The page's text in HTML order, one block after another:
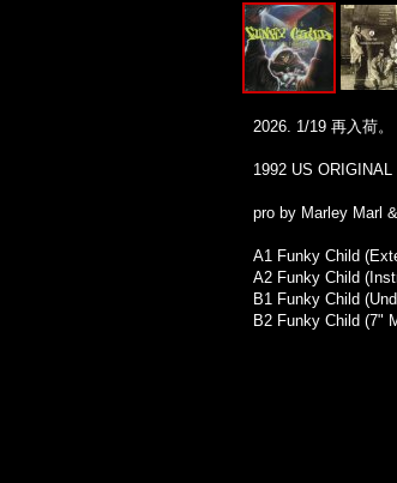
2026. 1/19 再入荷。
1992 US
pro by Marley Marl
A1 Funky Child
A2 Funky Child
B1 Funky Child
B2 Funky Child (7"